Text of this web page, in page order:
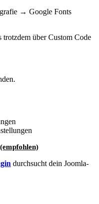
→ Google Fonts
trotzdem über Custom Code
durchsucht dein Joomla-